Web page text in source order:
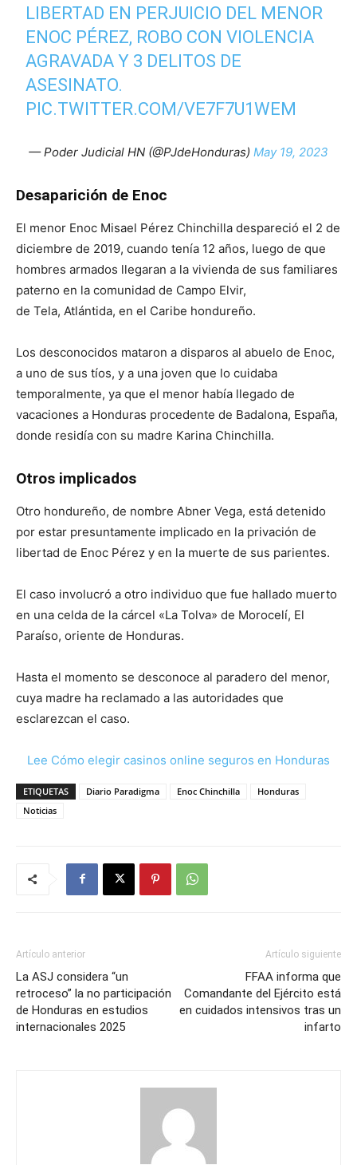
LIBERTAD EN PERJUICIO DEL MENOR
ENOC PÉREZ, ROBO CON VIOLENCIA
AGRAVADA Y 3 DELITOS DE
ASESINATO.
PIC.TWITTER.COM/VE7F7U1WEM
— Poder Judicial HN (@PJdeHonduras) May 19, 2023
Desaparición de Enoc
El menor Enoc Misael Pérez Chinchilla despareció el 2 de
diciembre de 2019, cuando tenía 12 años, luego de que
hombres armados llegaran a la vivienda de sus familiares
paterno en la comunidad de Campo Elvir,
de Tela, Atlántida, en el Caribe hondureño.
Los desconocidos mataron a disparos al abuelo de Enoc,
a uno de sus tíos, y a una joven que lo cuidaba
temporalmente, ya que el menor había llegado de
vacaciones a Honduras procedente de Badalona, España,
donde residía con su madre Karina Chinchilla.
Otros implicados
Otro hondureño, de nombre Abner Vega, está detenido
por estar presuntamente implicado en la privación de
libertad de Enoc Pérez y en la muerte de sus parientes.
El caso involucró a otro individuo que fue hallado muerto
en una celda de la cárcel «La Tolva» de Morocelí, El
Paraíso, oriente de Honduras.
Hasta el momento se desconoce al paradero del menor,
cuya madre ha reclamado a las autoridades que
esclarezcan el caso.
Lee Cómo elegir casinos online seguros en Honduras
ETIQUETAS Diario Paradigma Enoc Chinchilla
Honduras
Noticias
Artículo anterior
La ASJ considera “un
retroceso” la no participación
de Honduras en estudios
internacionales 2025
Artículo siguiente
FFAA informa que
Comandante del Ejército está
en cuidados intensivos tras un
infarto